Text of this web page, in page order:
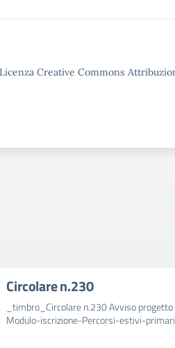
Creative Commons
Circolare n.230
_timbro_Circolare n.230 Avviso
Modulo-iscrizione-Percorsi-estivi-